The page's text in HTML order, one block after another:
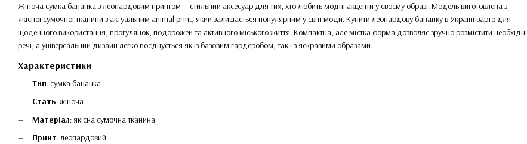
Жіноча сумка бананка з леопардовим принтом — стильний аксесуар для тих, хто любить модні акценти у своєму образі. Модель виготовлена з
якісної сумочної тканини з актуальним animal print, який залишається популярним у світі моди. Купити леопардову бананку в Україні варто для
щоденного використання, прогулянок, подорожей та активного міського життя. Компактна, але містка форма дозволяє зручно розмістити необхідні
речі, а універсальний дизайн легко поєднується як із базовим гардеробом, так і з яскравими образами.
Характеристики
Тип: сумка бананка
Стать: жіноча
Матеріал: якісна сумочна тканина
Принт: леопардовий